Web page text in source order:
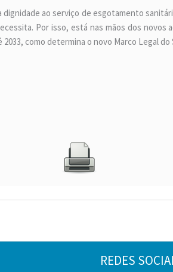
ao serviço de esgotamento
Por isso, está nas mãos dos
como determina o novo Marco Legal do
REDES